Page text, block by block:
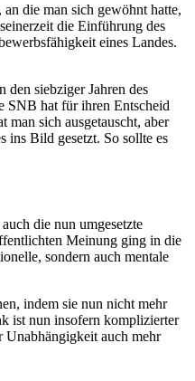
die man sich gewöhnt hatte,
die Einführung des
eines Landes.
siebziger Jahren des
SNB hat für ihren Entscheid
sich ausgetauscht, aber
ins Bild gesetzt. So sollte es
die nun umgesetzte
Meinung ging in die
sondern auch mentale
indem sie nun nicht mehr
ist nun insofern komplizierter
Unabhängigkeit auch mehr